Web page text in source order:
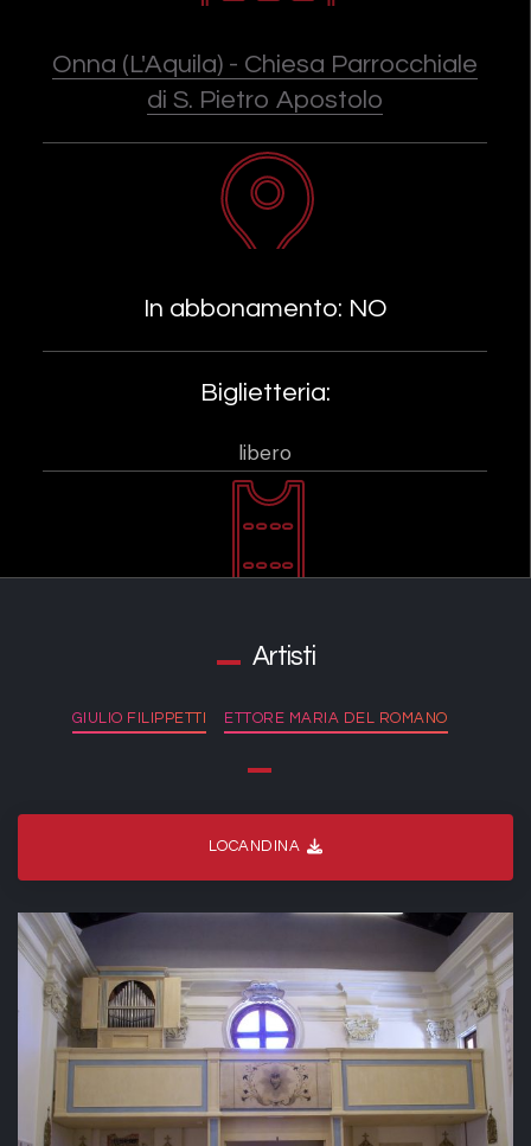
Onna (L'Aquila) - Chiesa Parrocchiale
di S. Pietro Apostolo
In abbonamento: NO
Biglietteria:
libero
Artisti
GIULIO FILIPPETTI ETTORE MARIA DEL ROMANO
LOCANDINA